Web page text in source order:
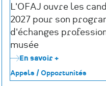
L'OFAJ ouvre les
2027 pour son
d'échanges
musée
En savoir +
à
Appels / Opportunités